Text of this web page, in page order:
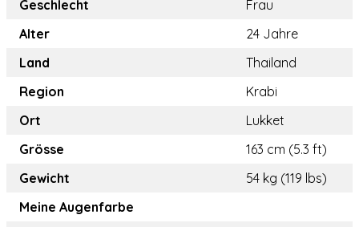
Geschlecht
Frau
Alter
24 Jahre
Land
Thailand
Region
Krabi
Ort
Lukket
Grösse
163 cm (5.3 ft)
Gewicht
54 kg (119 lbs)
Meine Augenfarbe